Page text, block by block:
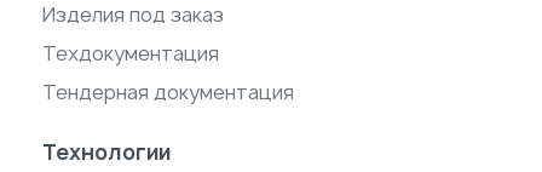
Изделия под заказ
Техдокументация
Тендерная документация
Технологии